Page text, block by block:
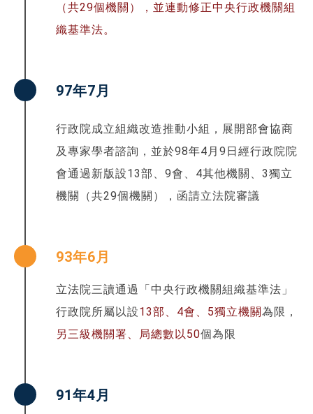
（共29個機關），並連動修正中央行政機關組
織基準法。
97年7月
行政院成立組織改造推動小組，展開部會協商
及專家學者諮詢，並於98年4月9日經行政院院
會通過新版設13部、9會、4其他機關、3獨立
機關（共29個機關），函請立法院審議
93年6月
立法院三讀通過「中央行政機關組織基準法」
行政院所屬以設13部、4會、5獨立機關為限，
另三級機關署、局總數以50個為限
91年4月